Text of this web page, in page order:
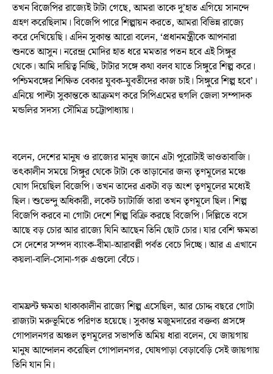
তখন বিজেপির রাজ্যেই টাটা গেছে, আমরা তাকে দু’হাত এগিয়ে সানন্দে
গ্রহণ করেছিলাম। বিজেপি পারে শিল্পায়ন করতে, আমরা বিভিন্ন রাজ্যে
করে দেখিয়েছি। এদিন সুকান্ত আরো বলেন, ‘প্রধানমন্ত্রীকে আপনারা
শুনতে আসুন। নরেন্দ্র মোদির হাত ধরে মমতার পতন হবে এই সিঙ্গুর
থেকে। আমি দায়িত্ব নিচ্ছি, টাটার সঙ্গে কথা বলব যাতে সিঙ্গুরে শিল্প করে।
পশ্চিমবঙ্গের শিক্ষিত বেকার যুবক-যুবতীদের কাজ চাই। সিঙ্গুরে শিল্প হবে’।
এনিয়ে পাল্টা সুকান্তকে আক্রমণ করে সিপিএমের হুগলি জেলা সম্পাদক
মন্ডলির সদস্য সৌমিত্র চট্টোপাধ্যায়।
বলেন, দেশের মানুষ ও রাজ্যের মানুষ জানে এটা পুরোটাই ভাওতাবাজি।
তৎকালীন সময়ে সিঙ্গুর থেকে টাটা কে তাড়ানোর জন্য তৃণমূলের মঞ্চে
যোগ দিয়েছিল বিজেপি। তখন তাদের একটা বড় অংশ তৃণমূলের মধ্যেই
ছিল। শুভেন্দু অধিকারী, লকেট চ্যাটার্জি তারা তখন তৃণমূলে ছিল। শিল্প
বিজেপি করবে না গোটা দেশে শিল্প বিক্রি করছে বিজেপি। দিল্লিতে বসে
আছে বড় চোর আর রাজ্যে যিনি আছেন তিনি ছোট চোর। যার বেশি ক্ষমতা
সে দেশের সম্পদ ব্যাংক-বীমা-আরাবল্লী পর্বত বেচে দিচ্ছে। আর এ এখানে
কয়লা-বালি-সোনা-গরু এগুলো বেঁচে।
বামফ্রন্ট ক্ষমতা থাকাকালীন রাজ্যে শিল্প এসেছিল, আর চোদ্দ বছরে গোটা
রাজ্যটা মরুভূমিতে পরিণত হয়েছে। সুকান্ত মজুমদারের বক্তব্য প্রসঙ্গে
গোপালনগর অঞ্চল তৃণমূলের সভাপতি অমিয় ধারা বলেন, যে জায়গায়
মানুষ আন্দোলন করেছিল গোপালনগর, ঘোষপাড়া বেড়াবেড়ি সেই জায়গায়
তিনি যান নি।